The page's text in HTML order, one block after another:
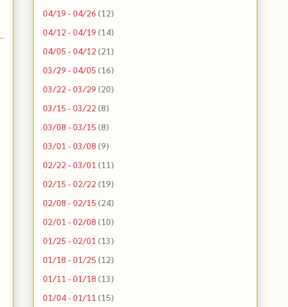
04/19 - 04/26 (12)
04/12 - 04/19 (14)
04/05 - 04/12 (21)
03/29 - 04/05 (16)
03/22 - 03/29 (20)
03/15 - 03/22 (8)
03/08 - 03/15 (8)
03/01 - 03/08 (9)
02/22 - 03/01 (11)
02/15 - 02/22 (19)
02/08 - 02/15 (24)
02/01 - 02/08 (10)
01/25 - 02/01 (13)
01/18 - 01/25 (12)
01/11 - 01/18 (13)
01/04 - 01/11 (15)